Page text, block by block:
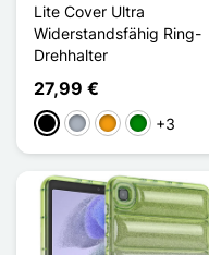
Lite Cover Ultra
Widerstandsfähig Ring-
Drehhalter
27,99 €
Schwarz
GrauOrange
Grün+3